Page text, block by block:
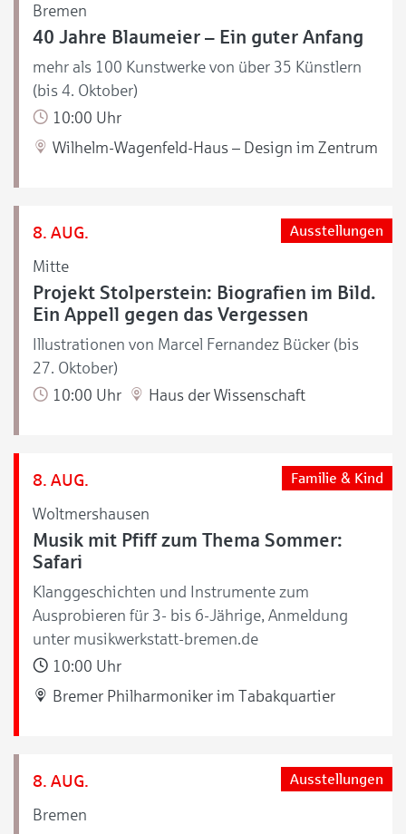
Bremen
40 Jahre Blaumeier – Ein guter Anfang
mehr als 100 Kunstwerke von über 35 Künstlern
(bis 4. Oktober)
10:00 Uhr
Wilhelm-Wagenfeld-Haus – Design im Zentrum
8. AUG.
Mitte
Ausstellungen
Projekt Stolperstein: Biografien im Bild.
Ein Appell gegen das Vergessen
Illustrationen von Marcel Fernandez Bücker (bis
27. Oktober)
10:00 Uhr
Haus der Wissenschaft
8. AUG.
Woltmershausen
Familie & Kind
Musik mit Pfiff zum Thema Sommer:
Safari
Klanggeschichten und Instrumente zum
Ausprobieren für 3- bis 6-Jährige, Anmeldung
unter musikwerkstatt-bremen.de
10:00 Uhr
Bremer Philharmoniker im Tabakquartier
8. AUG.
Bremen
Ausstellungen